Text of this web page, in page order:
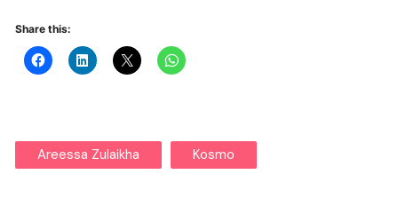
Share this:
Areessa Zulaikha Kosmo